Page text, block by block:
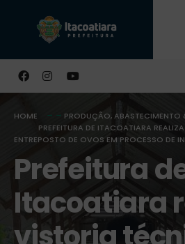
HOME
PRODUÇÃO, ABASTECIMENTO
PREFEITURA DE ITACOATIARA
ENTREPOSTO DE OVOS EM PROCESSO DE
Prefeitura
Itacoatiara
vistoria
Buscar